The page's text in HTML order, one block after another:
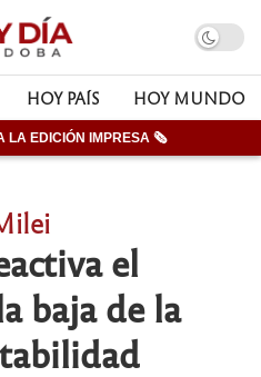
HOY PAÍS HOY MUNDO
LA EDICIÓN IMPRESA 🗞
el
baja de la